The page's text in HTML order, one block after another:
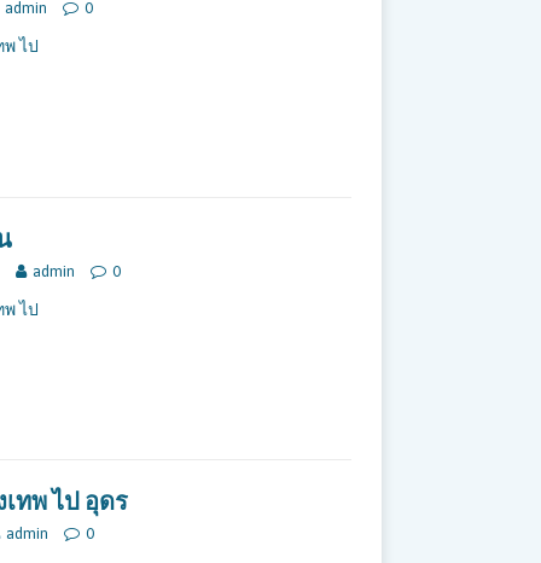
admin 0
พ ไป
admin 0
พ ไป
ทพ ไป อุดร
admin 0